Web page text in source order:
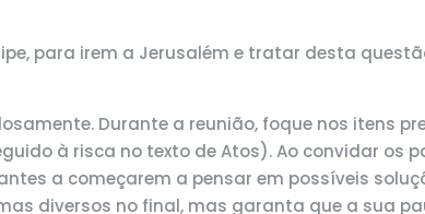
para irem a Jerusalém e tratar desta
Durante a reunião, foque nos itens
à risca no texto de Atos). Ao convidar os
a começarem a pensar em possíveis
diversos no final, mas garanta que a sua